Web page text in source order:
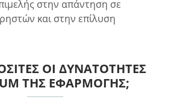
στην απάντηση σε
και στην επίλυση
ΟΙ ΔΥΝΑΤΌΤΗΤΕΣ
ΤΗΣ ΕΦΑΡΜΟΓΉΣ;